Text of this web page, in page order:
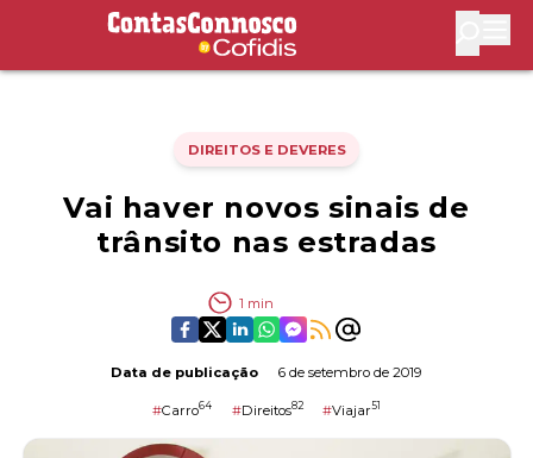
Contas Connosco by Cofidis
DIREITOS E DEVERES
Vai haver novos sinais de
trânsito nas estradas
1 min
Data de publicação 6 de setembro de 2019
#Carro64 #Direitos82 #Viajar51